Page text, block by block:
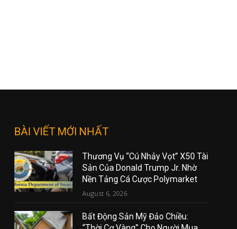
BÀI VIẾT MỚI NHẤT
Thương Vụ “Cú Nhảy Vọt” X50 Tài
Sản Của Donald Trump Jr. Nhờ
Nền Tảng Cá Cược Polymarket
August 6, 2026
Bất Động Sản Mỹ Đảo Chiều: